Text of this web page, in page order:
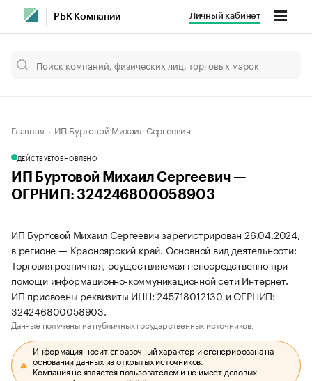
РБК Компании Личный кабинет
Главная ИП Буртовой Михаил Сергеевич
ДЕЙСТВУЕТОБНОВЛЕНО
ИП Буртовой Михаил Сергеевич —
ОГРНИП: 324246800058903
ИП Буртовой Михаил Сергеевич зарегистрирован 26.04.2024,
в регионе — Красноярский край. Основной вид деятельности:
Торговля розничная, осуществляемая непосредственно при
помощи информационно-коммуникационной сети Интернет.
ИП присвоены реквизиты ИНН: 245718012130 и ОГРНИП:
324246800058903.
Данные получены из публичных государственных источников.
Информация носит справочный характер и сгенерирована на
основании данных из открытых источников.
Компания не является пользователем и не имеет деловых